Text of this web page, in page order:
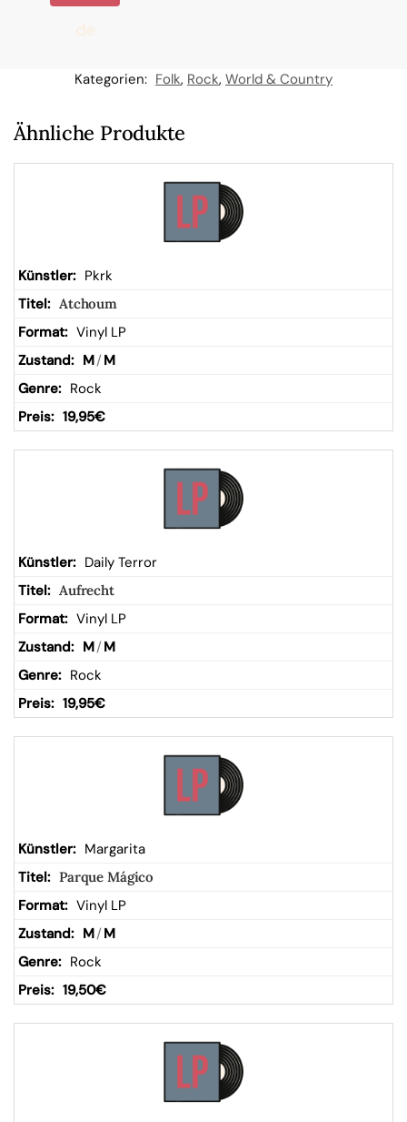
n
W
kor
b
Kategorien: Folk, Rock, World & Country
Ähnliche Produkte
Pkrk
Atchoum
Vinyl LP
M/ M
Rock
19,95€
Daily Terror
Aufrecht
Vinyl LP
M/ M
Rock
19,95€
Margarita
Parque Mágico
Vinyl LP
M/ M
Rock
19,50€